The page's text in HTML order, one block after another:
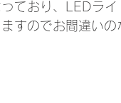
ており、LEDラ
すのでお間違い